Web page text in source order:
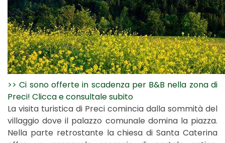
>> Ci sono offerte in scadenza per B&B nella zona di
Preci! Clicca e consultale subito
La visita turistica di Preci comincia dalla sommità del
villaggio dove il palazzo comunale domina la piazza.
Nella parte retrostante la chiesa di Santa Caterina